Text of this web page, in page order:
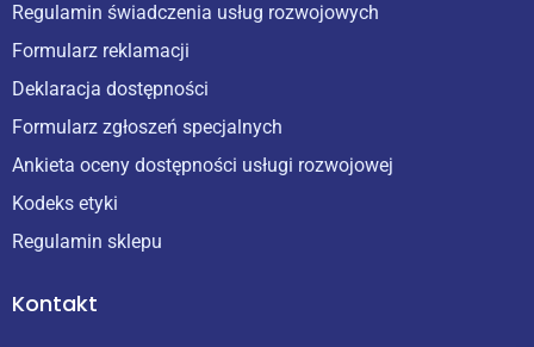
Regulamin świadczenia usług rozwojowych
Formularz reklamacji
Deklaracja dostępności
Formularz zgłoszeń specjalnych
Ankieta oceny dostępności usługi rozwojowej
Kodeks etyki
Regulamin sklepu
Kontakt